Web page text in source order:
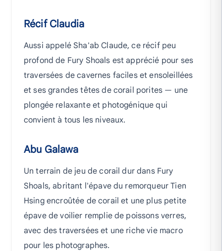
Récif Claudia
Aussi appelé Sha'ab Claude, ce récif peu
profond de Fury Shoals est apprécié pour ses
traversées de cavernes faciles et ensoleillées
et ses grandes têtes de corail porites — une
plongée relaxante et photogénique qui
convient à tous les niveaux.
Abu Galawa
Un terrain de jeu de corail dur dans Fury
Shoals, abritant l'épave du remorqueur Tien
Hsing encroûtée de corail et une plus petite
épave de voilier remplie de poissons verres,
avec des traversées et une riche vie macro
pour les photographes.